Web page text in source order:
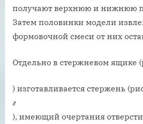
получают верхнюю и нижнюю
Затем половинки модели
формовочной смеси от них
Отдельно в стержневом ящике
) изготавливается стержень
г
), имеющий очертания